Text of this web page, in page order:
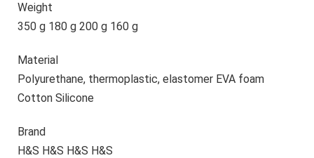
Weight
350 g 180 g 200 g 160 g
Material
Polyurethane, thermoplastic, elastomer EVA foam
Cotton ‎Silicone
Brand
H&S H&S H&S H&S